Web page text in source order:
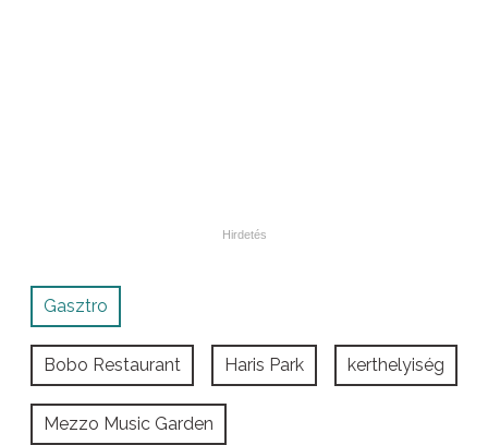
Gasztro
Bobo Restaurant Haris Park kerthelyiség
Mezzo Music Garden